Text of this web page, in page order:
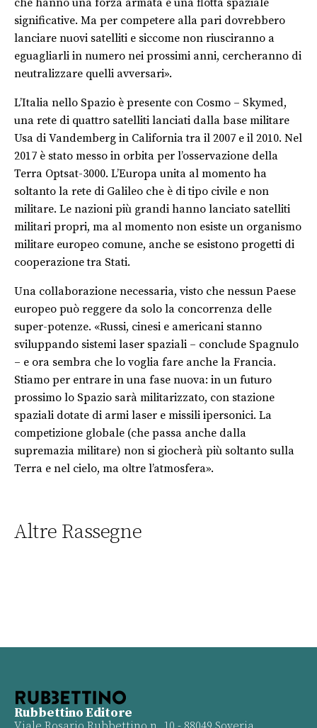
che hanno una forza armata e una flotta spaziale
significative. Ma per competere alla pari dovrebbero
lanciare nuovi satelliti e siccome non riusciranno a
eguagliarli in numero nei prossimi anni, cercheranno di
neutralizzare quelli avversari».
L’Italia nello Spazio è presente con Cosmo – Skymed,
una rete di quattro satelliti lanciati dalla base militare
Usa di Vandemberg in California tra il 2007 e il 2010. Nel
2017 è stato messo in orbita per l’osservazione della
Terra Optsat-3000. L’Europa unita al momento ha
soltanto la rete di Galileo che è di tipo civile e non
militare. Le nazioni più grandi hanno lanciato satelliti
militari propri, ma al momento non esiste un organismo
militare europeo comune, anche se esistono progetti di
cooperazione tra Stati.
Una collaborazione necessaria, visto che nessun Paese
europeo può reggere da solo la concorrenza delle
super-potenze. «Russi, cinesi e americani stanno
sviluppando sistemi laser spaziali – conclude Spagnulo
– e ora sembra che lo voglia fare anche la Francia.
Stiamo per entrare in una fase nuova: in un futuro
prossimo lo Spazio sarà militarizzato, con stazione
spaziali dotate di armi laser e missili ipersonici. La
competizione globale (che passa anche dalla
supremazia militare) non si giocherà più soltanto sulla
Terra e nel cielo, ma oltre l’atmosfera».
Altre Rassegne
Rubbettino Editore